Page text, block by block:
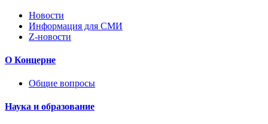
Новости
Информация для СМИ
Z-новости
О Концерне
Общие вопросы
Наука и образование